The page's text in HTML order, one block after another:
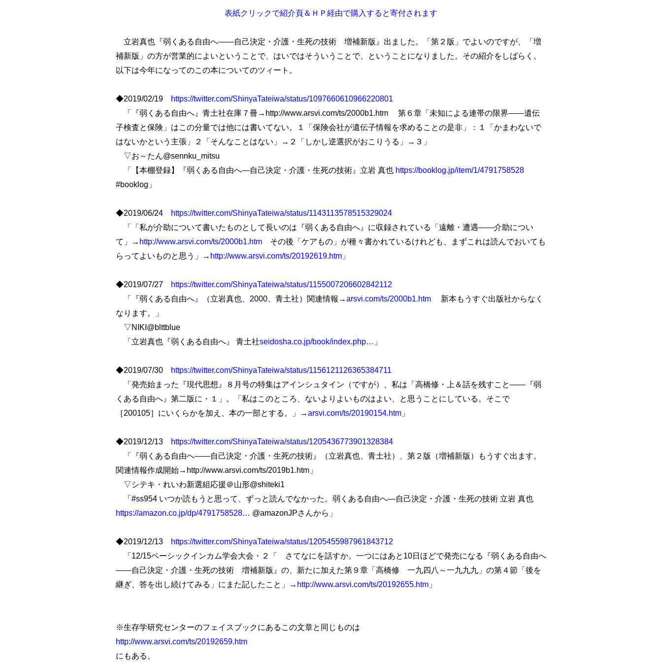
表紙クリックで紹介頁＆ＨＰ経由で購入すると寄付されます
立岩真也『弱くある自由へ――自己決定・介護・生死の技術 増補新版』出ました。「第２版」でよいのですが、「増
補新版」の方が営業的によいということで、はいではそういうことで、ということになりました。その紹介をしばらく。
以下は今年になってのこの本についてのツィート。
◆2019/02/19 https://twitter.com/ShinyaTateiwa/status/1097660610966220801
「『弱くある自由へ』青土社在庫７冊→http://www.arsvi.com/ts/2000b1.htm 第６章「未知による連帯の限界――遺伝
子検査と保険」はこの分量では他には書いてない。１「保険会社が遺伝子情報を求めることの是非」：１「かまわないで
はないかという主張」２「そんなことはない」→２「しかし逆選択がおこりうる」→３」
▽お～たん@sennku_mitsu
「【本棚登録】『弱くある自由へ―自己決定・介護・生死の技術』立岩 真也 https://booklog.jp/item/1/4791758528
#booklog」
◆2019/06/24 https://twitter.com/ShinyaTateiwa/status/1143113578515329024
「「私が介助について書いたものとして長いのは『弱くある自由へ』に収録されている「遠離・遭遇――介助につい
て」→ http://www.arsvi.com/ts/2000b1.htmその後「ケアもの」が種々書かれているけれども、まずこれは読んでおいても
らってよいものと思う」→ http://www.arsvi.com/ts/20192619.htm」
◆2019/07/27 https://twitter.com/ShinyaTateiwa/status/1155007206602842112
「『弱くある自由へ』（立岩真也、2000、青土社）関連情報→arsvi.com/ts/2000b1.htm新本もうすぐ出版社からなく
なります。」
▽NIKI@blttblue
「立岩真也『弱くある自由へ』 青土社seidosha.co.jp/book/index.php… 」
◆2019/07/30 https://twitter.com/ShinyaTateiwa/status/1156121126365384711
「発売始まった『現代思想』８月号の特集はアインシュタイン（ですが）、私は「高橋修・上＆話を残すこと――『弱
くある自由へ』第二版に・１」。「私はこのところ、ないよりよいものはよい、と思うことにしている。そこで
［200105］にいくらかを加え、本の一部とする。」→arsvi.com/ts/20190154.htm」
◆2019/12/13 https://twitter.com/ShinyaTateiwa/status/1205436773901328384
「『弱くある自由へ――自己決定・介護・生死の技術』（立岩真也、青土社）、第２版（増補新版）もうすぐ出ます。
関連情報作成開始→http://www.arsvi.com/ts/2019b1.htm」
▽シテキ・れいわ新選組応援＠山形@shiteki1
「#ss954 いつか読もうと思って、ずっと読んでなかった。弱くある自由へ―自己決定・介護・生死の技術 立岩 真也
https://amazon.co.jp/dp/4791758528… @amazonJPさんから」
◆2019/12/13 https://twitter.com/ShinyaTateiwa/status/1205455987961843712
「12/15ベーシックインカム学会大会・２「 さてなにを話すか。一つにはあと10日ほどで発売になる『弱くある自由へ
――自己決定・介護・生死の技術 増補新版』の、新たに加えた第９章「高橋修 一九四八～一九九九」の第４節「後を
継ぎ、答を出し続けてみる」にまた記したこと」→ http://www.arsvi.com/ts/20192655.htm」
※生存学研究センターのフェイスブックにあるこの文章と同じものは
http://www.arsvi.com/ts/20192659.htm
にもある。